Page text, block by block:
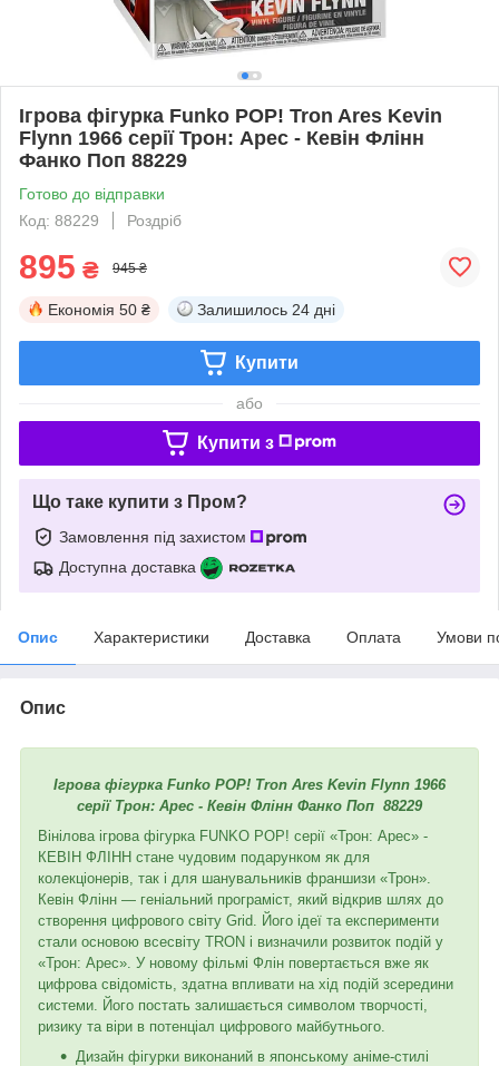
Ігрова фігурка Funko POP! Tron Ares Kevin
Flynn 1966 серії Трон: Арес - Кевін Флінн
Фанко Поп 88229
Готово до відправки
Код: 88229
Роздріб
895 ₴ 945 ₴
Економія 50 ₴ Залишилось 24 дні
Купити
або
Купити з
Що таке купити з Пром?
Замовлення під захистом
Доступна доставка
Опис Характеристики Доставка Оплата Умови
Опис
Ігрова фігурка Funko POP! Tron Ares Kevin Flynn 1966
серії Трон: Арес - Кевін Флінн Фанко Поп 88229
Вінілова ігрова фігурка FUNKO POP! серії «Трон: Арес» -
КЕВІН ФЛІНН стане чудовим подарунком як для
колекціонерів, так і для шанувальників франшизи «Трон».
Кевін Флінн — геніальний програміст, який відкрив шлях до
створення цифрового світу Grid. Його ідеї та експерименти
стали основою всесвіту TRON і визначили розвиток подій у
«Трон: Арес». У новому фільмі Флін повертається вже як
цифрова свідомість, здатна впливати на хід подій зсередини
системи. Його постать залишається символом творчості,
ризику та віри в потенціал цифрового майбутнього.
Дизайн фігурки виконаний в японському аніме-стилі